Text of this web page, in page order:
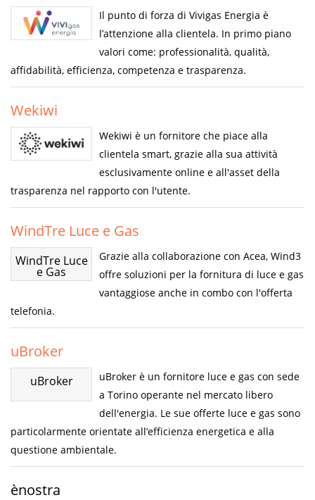
Il punto di forza di Vivigas Energia è
l’attenzione alla clientela. In primo piano
valori come: professionalità, qualità,
affidabilità, efficienza, competenza e trasparenza.
Wekiwi
Wekiwi è un fornitore che piace alla
clientela smart, grazie alla sua attività
esclusivamente online e all'asset della
trasparenza nel rapporto con l'utente.
WindTre Luce e Gas
WindTre Luce
e Gas
Grazie alla collaborazione con Acea, Wind3
offre soluzioni per la fornitura di luce e gas
vantaggiose anche in combo con l'offerta
telefonia.
uBroker
uBroker
uBroker è un fornitore luce e gas con sede
a Torino operante nel mercato libero
dell'energia. Le sue offerte luce e gas sono
particolarmente orientate all’efficienza energetica e alla
questione ambientale.
ènostra